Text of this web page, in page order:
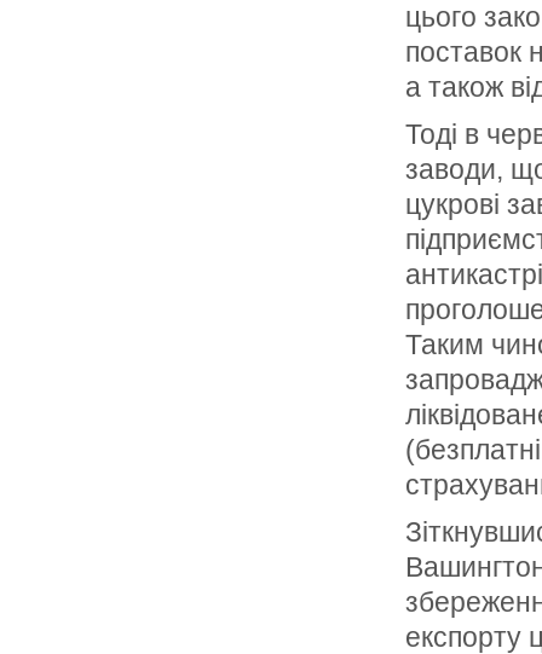
цього
поставок
а також
Тоді в
заводи,
цукрові
Таким
експорту